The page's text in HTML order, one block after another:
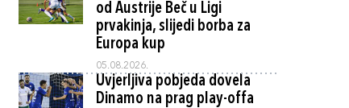
od Austrije Beč u Ligi
prvakinja, slijedi borba za
Europa kup
05.08.2026.
Uvjerljiva pobjeda dovela
Dinamo na prag play-offa